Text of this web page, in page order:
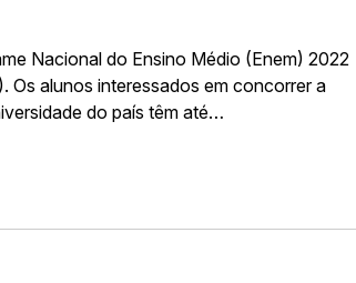
Nacional do Ensino Médio (Enem) 2022
Os alunos interessados em concorrer a
do país têm até…